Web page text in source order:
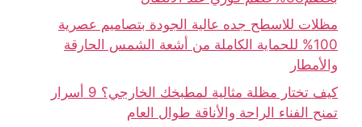
مظلات للاسطح جده عالية الجودة بتصاميم عصرية
100% للحماية الكاملة من أشعة الشمس الحارقة
والأمطار
كيف تختار مظلة مثالية لمطبخك الخارجي؟ 9 أسرار
تمنح الفناء الراحة والأناقة طوال العام